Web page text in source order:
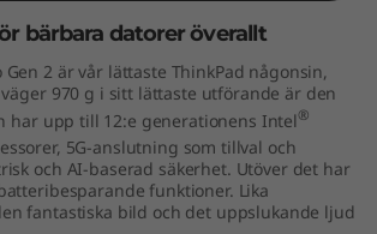
bärbara datorer överallt
Gen 2 är vår lättaste ThinkPad någonsin,
970 g i sitt lättaste utförande är den
har upp till 12:e generationens Intel®
5G-anslutning som tillval och
och AI-baserad säkerhet. Utöver det har
funktioner. Lika
fantastiska bild och det uppslukande ljud